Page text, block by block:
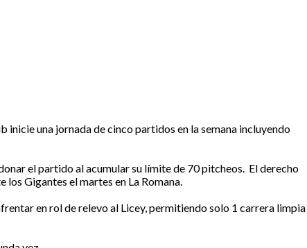
una jornada de cinco partidos en la semana incluyendo
el partido al acumular su límite de 70 pitcheos. El derecho
Gigantes el martes en La Romana.
en rol de relevo al Licey, permitiendo solo 1 carrera limpia